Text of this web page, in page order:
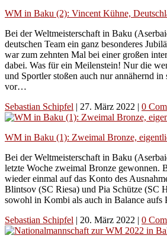
WM in Baku (2): Vincent Kühne,
Bei der Weltmeisterschaft in Baku
deutschen Team ein ganz besonderes
war zum zehnten Mal bei einer großen
dabei. Was für ein Meilenstein! Nur die
und Sportler stoßen auch nur annähernd in
vor…
Sebastian Schipfel | 27. März 2022 | 0
WM in Baku (1): Zweimal Bronze,
Bei der Weltmeisterschaft in Baku
letzte Woche zweimal Bronze gewonnen.
wieder einmal auf das Konto des
Blintsov (SC Riesa) und Pia Schütze (SC
sowohl in Kombi als auch in Balance aufs
Sebastian Schipfel | 20. März 2022 | 0